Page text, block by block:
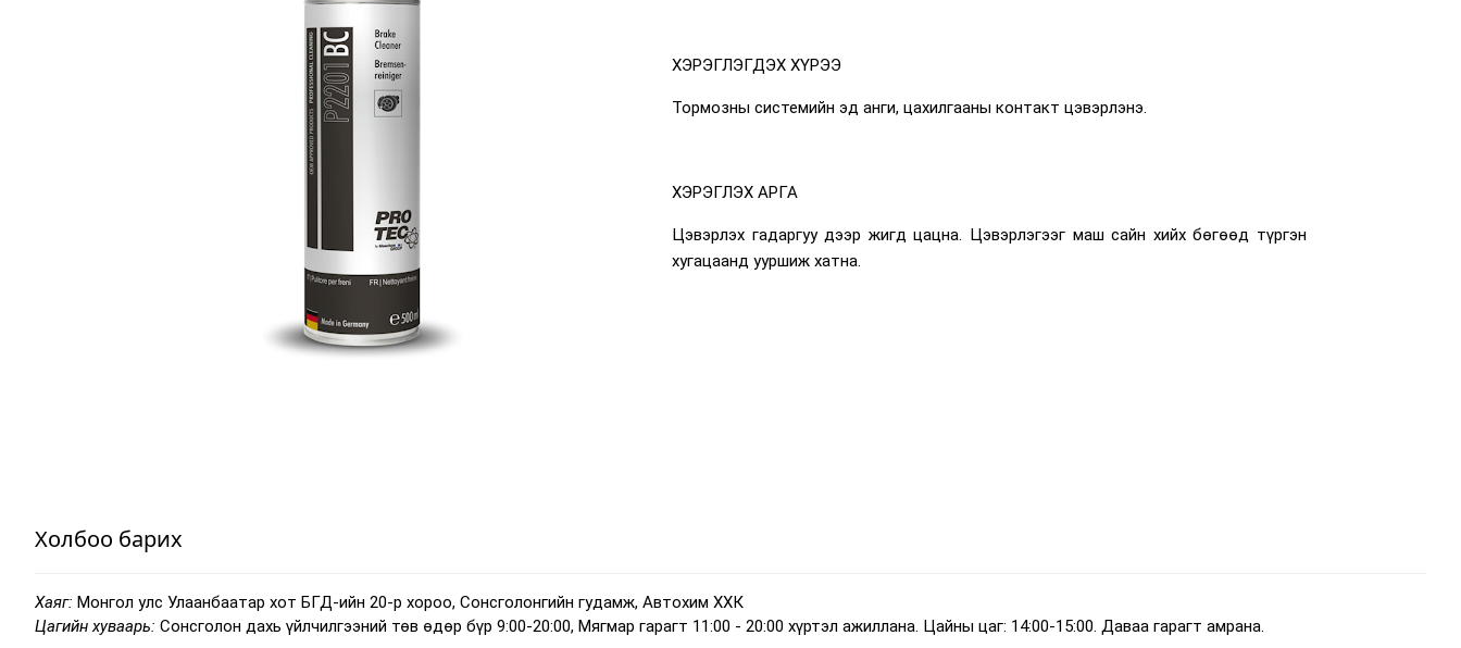
ХЭРЭГЛЭГДЭХ ХҮРЭЭ
Тормозны системийн эд анги, цахилгааны контакт цэвэрлэнэ.
ХЭРЭГЛЭХ АРГА
Цэвэрлэх гадаргуу дээр жигд цацна. Цэвэрлэгээг маш сайн хийх бөгөөд түргэн
хугацаанд ууршиж хатна.
Холбоо барих
Хаяг: Монгол улс Улаанбаатар хот БГД-ийн 20-р хороо, Сонсголонгийн гудамж, Автохим ХХК
Цагийн хуваарь: Сонсголон дахь үйлчилгээний төв өдөр бүр 9:00-20:00, Мягмар гарагт 11:00 - 20:00 хүртэл ажиллана. Цайны цаг: 14:00-15:00. Даваа гарагт амрана.